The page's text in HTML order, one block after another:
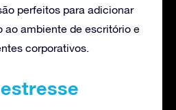
perfeitos para adicionar
ao ambiente de escritório e
corporativos.